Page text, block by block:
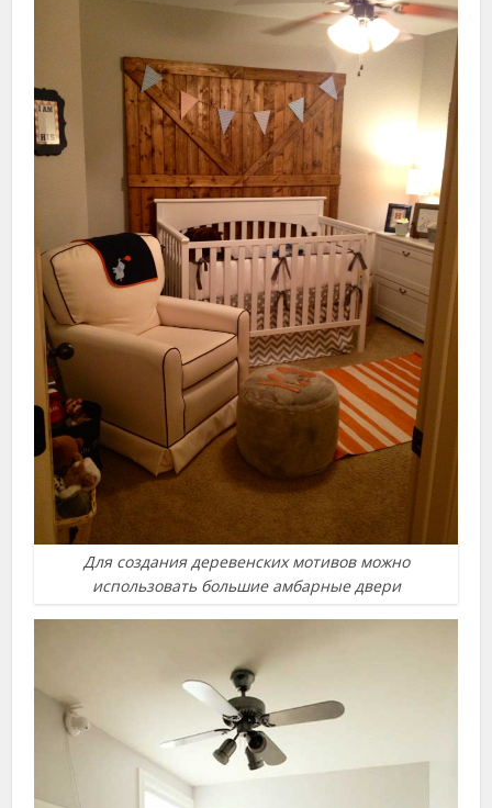
Для создания деревенских мотивов можно
использовать большие амбарные двери